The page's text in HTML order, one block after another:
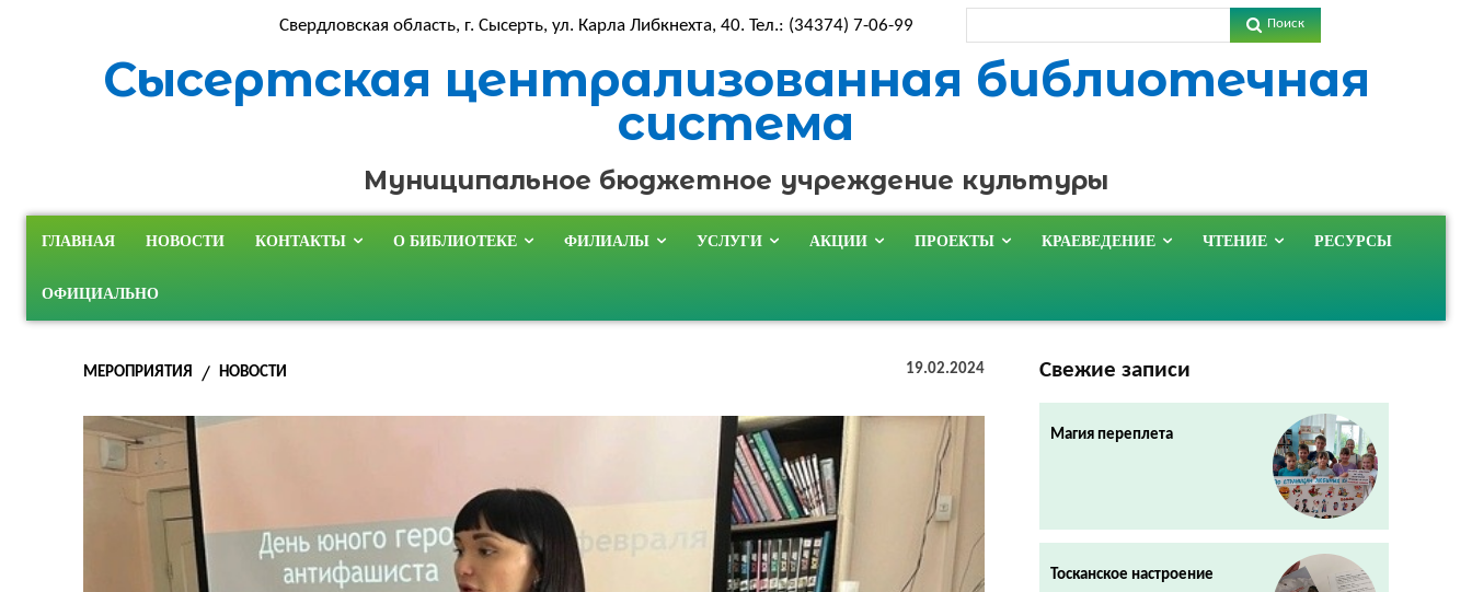
Свердловская область, г. Сысерть, ул. Карла Либкнехта, 40. Тел.: (34374) 7-06-99 Поиск
Сысертская централизованная библиотечная
система
Муниципальное бюджетное учреждение культуры
ГЛАВНАЯ НОВОСТИ КОНТАКТЫ О БИБЛИОТЕКЕ ФИЛИАЛЫ УСЛУГИ АКЦИИ ПРОЕКТЫ КРАЕВЕДЕНИЕ ЧТЕНИЕ РЕСУРСЫ
ОФИЦИАЛЬНО
МЕРОПРИЯТИЯ НОВОСТИ 19.02.2024 Свежие записи
Магия переплета
Тосканское настроение